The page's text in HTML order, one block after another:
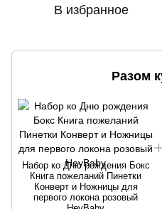
В избранное
Разом
Набор ко Дню рождения Бокс
Книга пожеланий Пинетки
Конверт и Ножницы для
первого локона розовый